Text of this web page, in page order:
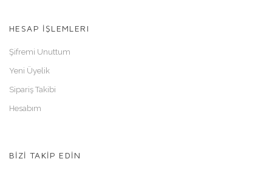
HESAP İŞLEMLERI
Şifremi Unuttum
Yeni Üyelik
Sipariş Takibi
Hesabım
BİZİ TAKİP EDİN